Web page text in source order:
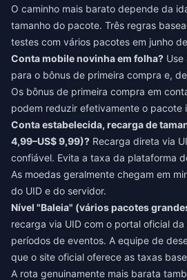
O caminho mais barato depende da
tamanho do pacote. Três regras
testes com vários pacotes em junho
Conta mobile novinha em folha?
para o bônus de primeira compra e,
Os bônus de primeira compra em
podem reduzir efetivamente o pacote
Conta estabelecida, recarga de
4,99–US$ 9,99)? Recarga direta via
confiável. Evita a taxa da plataforma
As moedas geralmente chegam em
do UID e do servidor.
Nível "Baleia" (vários pacotes
recarga via UID com o portal oficial
períodos de eventos. A equipe de
que o site oficial oferece as taxas
A rota genuinamente mais barata